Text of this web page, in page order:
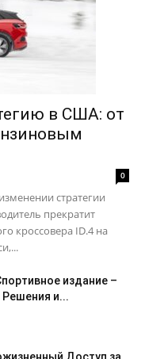
в США: от
0
стратегии
прекратит
кроссовера ID.4 на
издание –
Решения и...